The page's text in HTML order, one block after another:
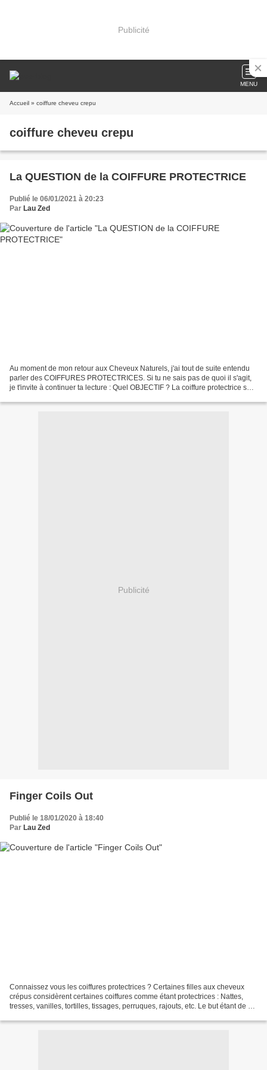
Publicité
MENU
Accueil » coiffure cheveu crepu
coiffure cheveu crepu
La QUESTION de la COIFFURE PROTECTRICE
Publié le 06/01/2021 à 20:23
Par Lau Zed
Au moment de mon retour aux Cheveux Naturels, j'ai tout de suite entendu
parler des COIFFURES PROTECTRICES. Si tu ne sais pas de quoi il s'agit,
je t'invite à continuer ta lecture : Quel OBJECTIF ? La coiffure protectrice sur
Publicité
Finger Coils Out
Publié le 18/01/2020 à 18:40
Par Lau Zed
Connaissez vous les coiffures protectrices ? Certaines filles aux cheveux
crépus considèrent certaines coiffures comme étant protectrices : Nattes,
tresses, vanilles, tortilles, tissages, perruques, rajouts, etc. Le but étant de ne